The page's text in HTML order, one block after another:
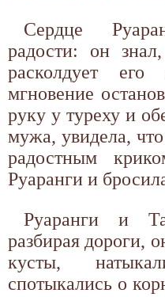
Сердце
радости: он
расколдует
мгновение
руку у туреху и
мужа, увидела,
радостным
Руаранги и
Руаранги и
разбирая дороги,
кусты,
спотыкались о